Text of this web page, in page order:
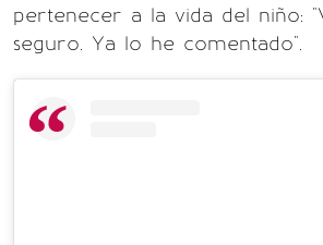
pertenecer a la vida del niño:
seguro. Ya lo he comentado".